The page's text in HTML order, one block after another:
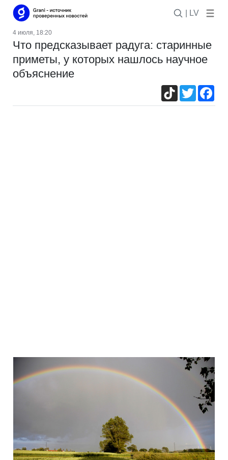
| LV
4 июля, 18:20
Что предсказывает радуга: старинные
приметы, у которых нашлось научное
объяснение
TikTokTwitter